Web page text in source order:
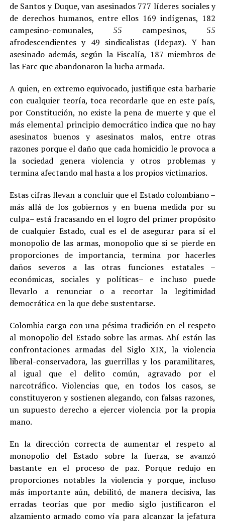
de Santos y Duque, van asesinados 777 líderes sociales y
de derechos humanos, entre ellos 169 indígenas, 182
campesino-comunales, 55 campesinos, 55
afrodescendientes y 49 sindicalistas (Idepaz). Y han
asesinado además, según la Fiscalía, 187 miembros de
las Farc que abandonaron la lucha armada.
A quien, en extremo equivocado, justifique esta barbarie
con cualquier teoría, toca recordarle que en este país,
por Constitución, no existe la pena de muerte y que el
más elemental principio democrático indica que no hay
asesinatos buenos y asesinatos malos, entre otras
razones porque el daño que cada homicidio le provoca a
la sociedad genera violencia y otros problemas y
termina afectando mal hasta a los propios victimarios.
Estas cifras llevan a concluir que el Estado colombiano –
más allá de los gobiernos y en buena medida por su
culpa– está fracasando en el logro del primer propósito
de cualquier Estado, cual es el de asegurar para sí el
monopolio de las armas, monopolio que si se pierde en
proporciones de importancia, termina por hacerles
daños severos a las otras funciones estatales –
económicas, sociales y políticas– e incluso puede
llevarlo a renunciar o a recortar la legitimidad
democrática en la que debe sustentarse.
Colombia carga con una pésima tradición en el respeto
al monopolio del Estado sobre las armas. Ahí están las
confrontaciones armadas del Siglo XIX, la violencia
liberal-conservadora, las guerrillas y los paramilitares,
al igual que el delito común, agravado por el
narcotráfico. Violencias que, en todos los casos, se
constituyeron y sostienen alegando, con falsas razones,
un supuesto derecho a ejercer violencia por la propia
mano.
En la dirección correcta de aumentar el respeto al
monopolio del Estado sobre la fuerza, se avanzó
bastante en el proceso de paz. Porque redujo en
proporciones notables la violencia y porque, incluso
más importante aún, debilitó, de manera decisiva, las
erradas teorías que por medio siglo justificaron el
alzamiento armado como vía para alcanzar la jefatura